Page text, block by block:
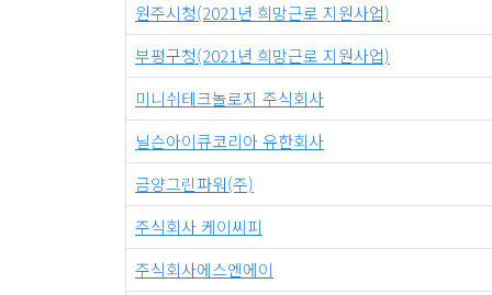
원주시청(2021년 희망근로 지원사업)
부평구청(2021년 희망근로 지원사업)
미니쉬테크놀로지 주식회사
닐슨아이큐코리아 유한회사
금양그린파워(주)
주식회사 케이씨피
주식회사에스엔에이